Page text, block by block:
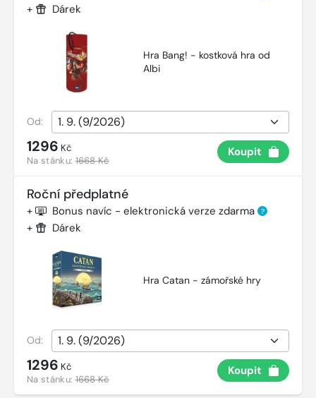
+ Dárek
Hra Bang! - kostková hra od
Albi
Od:
1296 Kč
Na stánku:1668 Kč
Koupit
Roční předplatné
+ Bonus navíc - elektronická verze zdarma ?
+ Dárek
Hra Catan - zámořské hry
Od:
1296 Kč
Na stánku:1668 Kč
Koupit